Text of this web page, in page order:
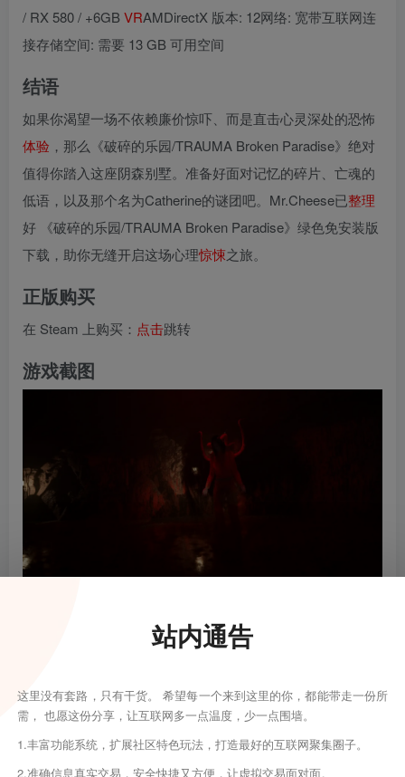
/ RX 580 / +6GBVRAMDirectX 版本: 12网络: 宽带互联网连
接存储空间: 需要 13 GB 可用空间
结语
如果你渴望一场不依赖廉价惊吓、而是直击心灵深处的恐怖
体验 ，那么《破碎的乐园/TRAUMA Broken Paradise》绝对
值得你踏入这座阴森别墅。准备好面对记忆的碎片、亡魂的
低语，以及那个名为Catherine的谜团吧。Mr.Cheese已整理
好 《破碎的乐园/TRAUMA Broken Paradise》绿色免安装版
下载，助你无缝开启这场心理惊悚之旅。
正版购买
在 Steam 上购买： 点击跳转
游戏截图
站内通告
这里没有套路，只有干货。 希望每一个来到这里的你，都能带走一份所
需， 也愿这份分享，让互联网多一点温度，少一点围墙。
1.丰富功能系统，扩展社区特色玩法，打造最好的互联网聚集圈子。
2.准确信息真实交易，安全快捷又方便，让虚拟交易面对面。